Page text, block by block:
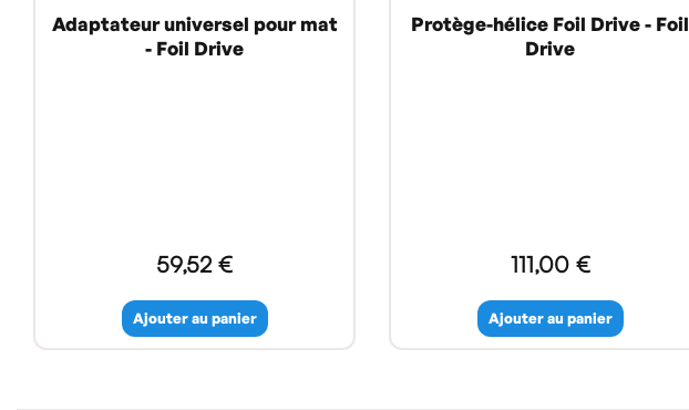
Adaptateur universel pour mat
- Foil Drive
59,52 €
Ajouter au panier
Protège-hélice Foil Drive - Foil
Drive
111,00 €
Ajouter au panier